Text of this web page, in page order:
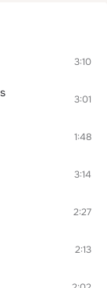
3:10
3:01
1:48
3:14
2:27
2:13